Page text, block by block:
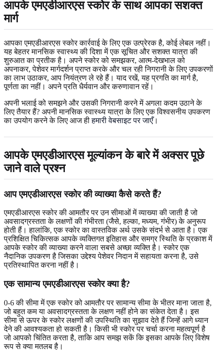
आपके एमएडीआरएस स्कोर के साथ आपका सशक्त
मार्ग
आपका एमएडीआरएस स्कोर कार्रवाई के लिए एक उत्प्रेरक है, कोई लेबल नहीं।
यह बेहतर मानसिक स्वास्थ्य की दिशा में एक सूचित और सशक्त यात्रा की
शुरुआत का प्रतीक है। अपने स्कोर को समझकर, आत्म-देखभाल को
अपनाकर, पेशेवर मार्गदर्शन प्राप्त करके और चल रही निगरानी के लिए उपकरणों
का लाभ उठाकर, आप नियंत्रण ले रहे हैं। याद रखें, यह प्रगति का मार्ग है,
पूर्णता का नहीं। अपने प्रति धैर्यवान और करुणावान रहें।
अपनी भलाई को समझने और उसकी निगरानी करने में अगला कदम उठाने के
लिए तैयार हैं? अपनी मानसिक स्वास्थ्य यात्रा के लिए एक विश्वसनीय उपकरण
का उपयोग करने के लिए आज हीहमारी वेबसाइट पर जाएँ।
आपके एमएडीआरएस मूल्यांकन के बारे में अक्सर पूछे
जाने वाले प्रश्न
आप एमएडीआरएस स्कोर की व्याख्या कैसे करते हैं?
एमएडीआरएस स्कोर की आमतौर पर उन सीमाओं में व्याख्या की जाती है जो
अवसादग्रस्तता के लक्षणों की गंभीरता (जैसे, हल्का, मध्यम, गंभीर) के अनुरूप
होती हैं। हालांकि, एक स्कोर का वास्तविक अर्थ उसके संदर्भ से आता है। एक
प्रशिक्षित चिकित्सक आपके व्यक्तिगत इतिहास और समग्र स्थिति के प्रकाश में
आपके स्कोर की व्याख्या करने वाला सबसे अच्छा व्यक्ति है। स्कोर एक
नैदानिक ​​उपकरण है जिसका उद्देश्य पेशेवर निदान में सहायता करना है, उसे
प्रतिस्थापित करना नहीं है।
एक सामान्य एमएडीआरएस स्कोर क्या है?
0-6 की सीमा में एक स्कोर को आमतौर पर सामान्य सीमा के भीतर माना जाता है,
जो बहुत कम या अवसादग्रस्तता के लक्षण नहीं होने का संकेत देता है। इस
सीमा से ऊपर के स्कोर लक्षणों की उपस्थिति का सुझाव देते हैं जिन्हें आगे ध्यान
देने की आवश्यकता हो सकती है। किसी भी स्कोर पर चर्चा करना महत्वपूर्ण है
जो आपको चिंतित करता है, ताकि आप समझ सकें कि इसका आपके लिए विशेष
रूप से क्या मतलब है।